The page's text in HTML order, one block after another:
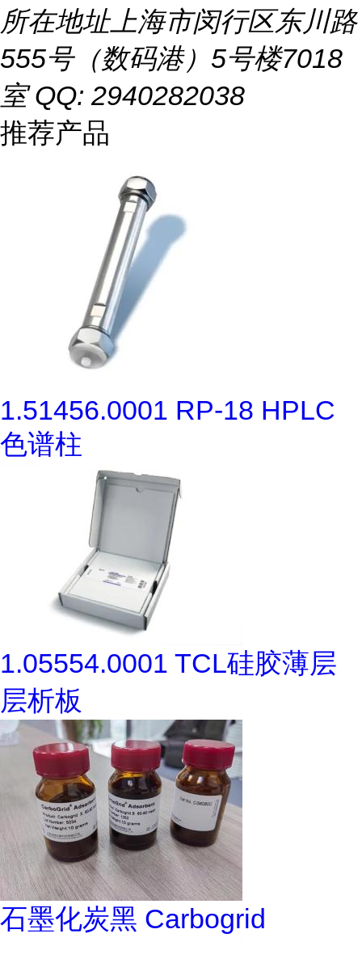
所在地址上海市闵行区东川路
555号（数码港）5号楼7018
室 QQ: 2940282038
推荐产品
1.51456.0001 RP-18 HPLC
色谱柱
1.05554.0001 TCL硅胶薄层
层析板
石墨化炭黑 Carbogrid